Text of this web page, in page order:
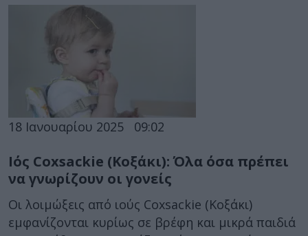
18 Ιανουαρίου 2025 09:02
Ιός Coxsackie (Κοξάκι): Όλα όσα πρέπει
να γνωρίζουν οι γονείς
Οι λοιμώξεις από ιούς Coxsackie (Κοξάκι)
εμφανίζονται κυρίως σε βρέφη και μικρά παιδιά